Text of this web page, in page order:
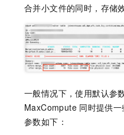
合并小文件的同时，存储
一般情况下，使用默认参
MaxCompute 同时提供
参数如下：